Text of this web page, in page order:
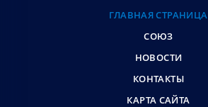
ГЛАВНАЯ СТРАНИЦА
СОЮЗ
НОВОСТИ
КОНТАКТЫ
КАРТА САЙТА